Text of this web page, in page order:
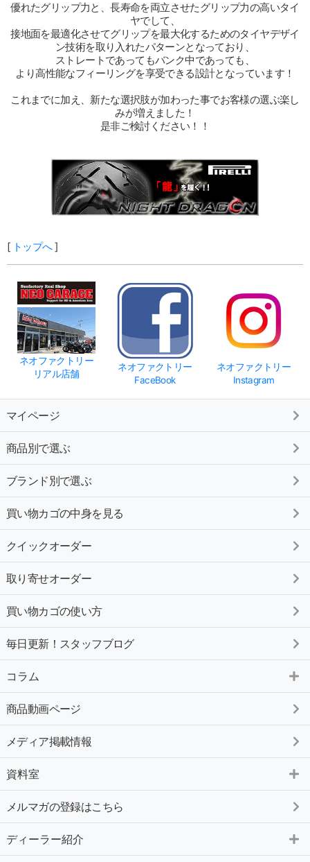
優れたグリップ力と、長寿命を両立させたグリップ力の高いタイ
ヤでして、
接地面を最適化させてグリップを最大化するためのタイヤデザイ
ン技術を取り入れたパターンとなっており、
ストレートであってもバンク中であっても、
より高性能なフィーリングを享受できる設計となっています！
これまでに加え、新たな選択肢が加わった事でお客様の選ぶ楽し
みが増えました！
是非ご検討ください！！
[ トップへ]
ネオファクトリー
リアル店舗
ネオファクトリー
FaceBook
ネオファクトリー
Instagram
マイページ
商品別で選ぶ
ブランド別で選ぶ
買い物カゴの中身を見る
クイックオーダー
取り寄せオーダー
買い物カゴの使い方
毎日更新！スタッフブログ
コラム
商品動画ページ
メディア掲載情報
資料室
メルマガの登録はこちら
ディーラー紹介